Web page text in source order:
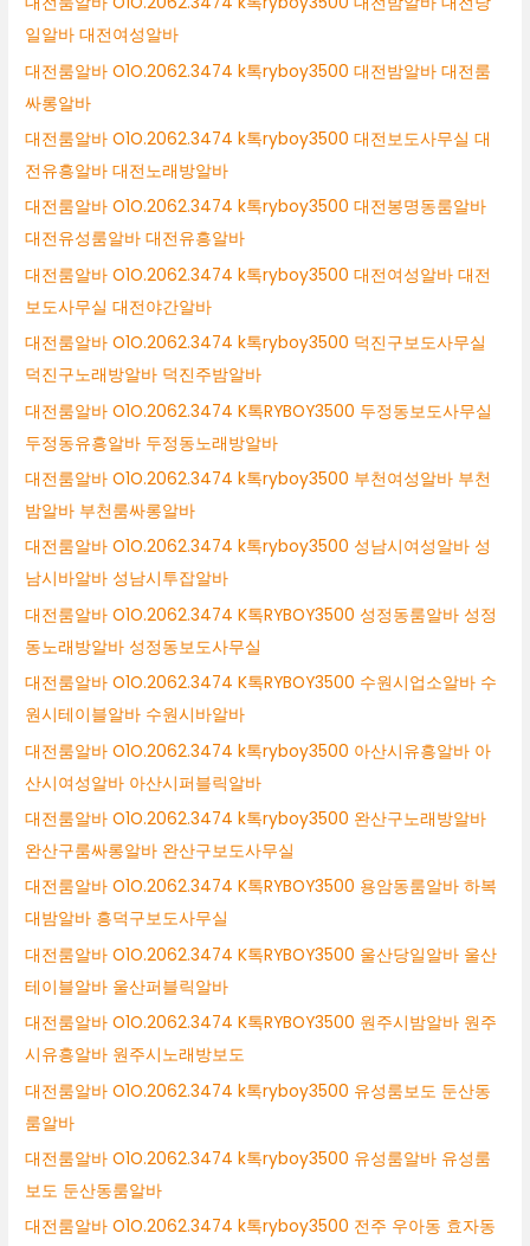
일알바 대전여성알바
대전룸알바 O1O.2062.3474 k톡ryboy3500 대전밤알바 대전룸
싸롱알바
대전룸알바 O1O.2062.3474 k톡ryboy3500 대전보도사무실 대
전유흥알바 대전노래방알바
대전룸알바 O1O.2062.3474 k톡ryboy3500 대전봉명동룸알바
대전유성룸알바 대전유흥알바
대전룸알바 O1O.2062.3474 k톡ryboy3500 대전여성알바 대전
보도사무실 대전야간알바
대전룸알바 O1O.2062.3474 k톡ryboy3500 덕진구보도사무실
덕진구노래방알바 덕진주밤알바
대전룸알바 O1O.2062.3474 K톡RYBOY3500 두정동보도사무실
두정동유흥알바 두정동노래방알바
대전룸알바 O1O.2062.3474 k톡ryboy3500 부천여성알바 부천
밤알바 부천룸싸롱알바
대전룸알바 O1O.2062.3474 k톡ryboy3500 성남시여성알바 성
남시바알바 성남시투잡알바
대전룸알바 O1O.2062.3474 K톡RYBOY3500 성정동룸알바 성정
동노래방알바 성정동보도사무실
대전룸알바 O1O.2062.3474 K톡RYBOY3500 수원시업소알바 수
원시테이블알바 수원시바알바
대전룸알바 O1O.2062.3474 k톡ryboy3500 아산시유흥알바 아
산시여성알바 아산시퍼블릭알바
대전룸알바 O1O.2062.3474 k톡ryboy3500 완산구노래방알바
완산구룸싸롱알바 완산구보도사무실
대전룸알바 O1O.2062.3474 K톡RYBOY3500 용암동룸알바 하복
대밤알바 흥덕구보도사무실
대전룸알바 O1O.2062.3474 K톡RYBOY3500 울산당일알바 울산
테이블알바 울산퍼블릭알바
대전룸알바 O1O.2062.3474 K톡RYBOY3500 원주시밤알바 원주
시유흥알바 원주시노래방보도
대전룸알바 O1O.2062.3474 k톡ryboy3500 유성룸보도 둔산동
룸알바
대전룸알바 O1O.2062.3474 k톡ryboy3500 유성룸알바 유성룸
보도 둔산동룸알바
대전룸알바 O1O.2062.3474 k톡ryboy3500 전주 우아동 효자동